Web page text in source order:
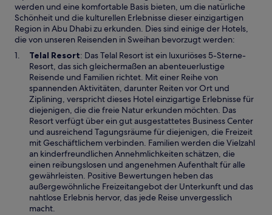
werden und eine komfortable Basis bieten, um die natürliche
Schönheit und die kulturellen Erlebnisse dieser einzigartigen
Region in Abu Dhabi zu erkunden. Dies sind einige der Hotels,
die von unseren Reisenden in Sweihan bevorzugt werden:
Telal ResortW
i
r
d
i
n
e
i
n
e
m
n
e
u
: Das Telal Resort ist ein luxuriöses 5-Sterne-
Resort, das sich gleichermaßen an abenteuerlustige
Reisende und Familien richtet. Mit einer Reihe von
spannenden Aktivitäten, darunter Reiten vor Ort und
Ziplining, verspricht dieses Hotel einzigartige Erlebnisse für
diejenigen, die die freie Natur erkunden möchten. Das
Resort verfügt über ein gut ausgestattetes Business Center
und ausreichend Tagungsräume für diejenigen, die Freizeit
mit Geschäftlichem verbinden. Familien werden die Vielzahl
an kinderfreundlichen Annehmlichkeiten schätzen, die
einen reibungslosen und angenehmen Aufenthalt für alle
gewährleisten. Positive Bewertungen heben das
außergewöhnliche Freizeitangebot der Unterkunft und das
nahtlose Erlebnis hervor, das jede Reise unvergesslich
macht.